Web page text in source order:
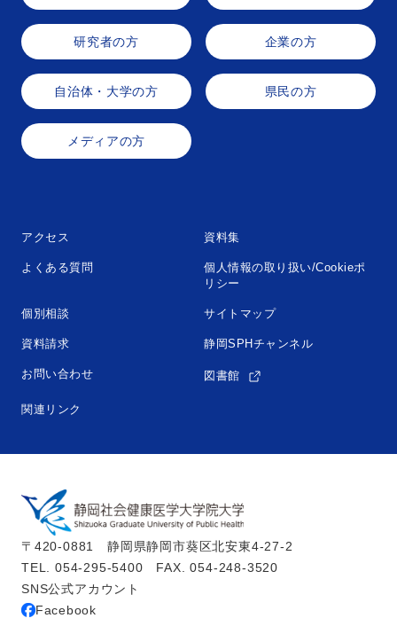
研究者の方 企業の方
自治体・大学の方 県民の方
メディアの方
アクセス
よくある質問
個別相談
資料請求
お問い合わせ
関連リンク
資料集
個人情報の取り扱い/Cookieポ
リシー
サイトマップ
静岡SPHチャンネル
図書館
〒420-0881　静岡県静岡市葵区北安東4-27-2
TEL. 054-295-5400　FAX. 054-248-3520
SNS公式アカウント
Facebook